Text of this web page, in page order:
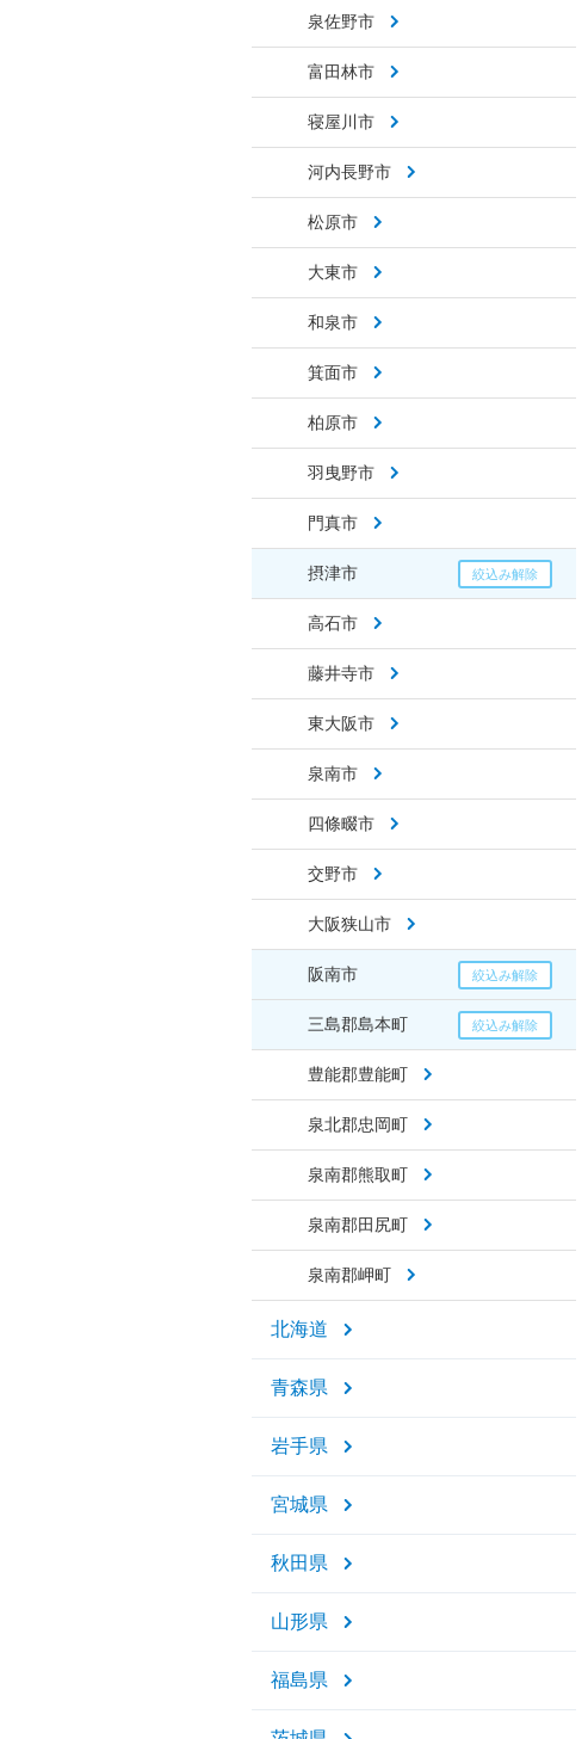
泉佐野市
富田林市
寝屋川市
河内長野市
松原市
大東市
和泉市
箕面市
柏原市
羽曳野市
門真市
摂津市
高石市
藤井寺市
東大阪市
泉南市
四條畷市
交野市
大阪狭山市
阪南市
三島郡島本町
豊能郡豊能町
泉北郡忠岡町
泉南郡熊取町
泉南郡田尻町
泉南郡岬町
北海道
青森県
岩手県
宮城県
秋田県
山形県
福島県